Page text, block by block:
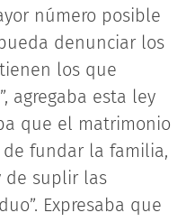
número posible
denunciar los
los que
agregaba esta ley
que el matrimonio
fundar la familia,
de suplir las
Expresaba que